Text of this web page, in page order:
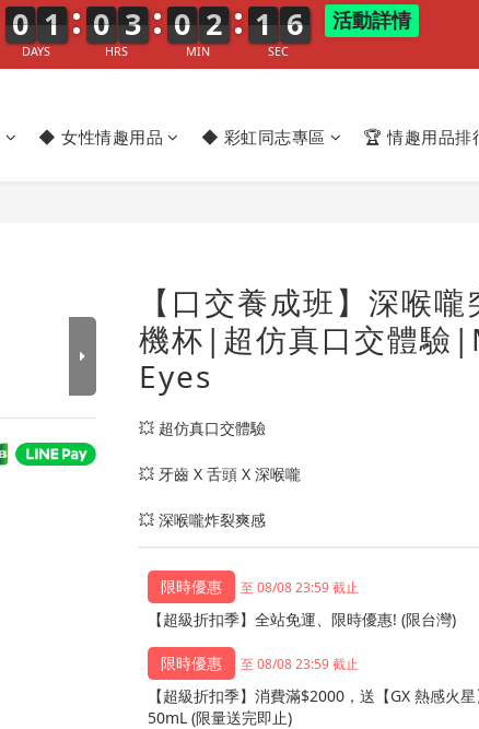
◆ 女性情趣用品 ◆ 彩虹同志專區 🏆 情趣用品排
【口交養成班】深喉嚨
機杯|超仿真口交體驗
Eyes
💥 超仿真口交體驗
💥 牙齒 X 舌頭 X 深喉嚨
💥 深喉嚨炸裂爽感
至 08/08 23:59 截止
【超級折扣季】全站免運、限時優惠! (限台灣)
至 08/08 23:59 截止
【超級折扣季】消費滿$2000，送【GX 熱感火
50mL (限量送完即止)
0
0
0 1
1
1
DAYS
0
0
0 3
3
3
HRS
0
0
0 2
2
2
MIN
1
2
1 4
5
4
SEC
活動詳情